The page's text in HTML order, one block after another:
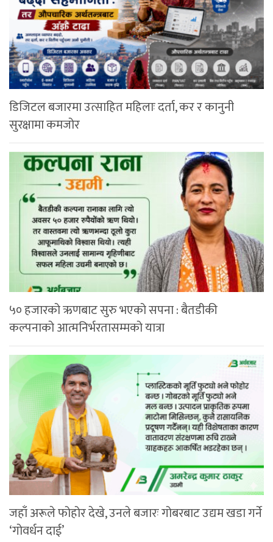
डिजिटल बजारमा उत्साहित महिलाः दर्ता, कर र कानुनी
सुरक्षामा कमजोर
५० हजारको ऋणबाट सुरु भएको सपना : बैतडीकी
कल्पनाको आत्मनिर्भरतासम्मको यात्रा
जहाँ अरूले फोहोर देखे, उनले बजारः गोबरबाट उद्यम खडा गर्ने
‘गोवर्धन दाई’